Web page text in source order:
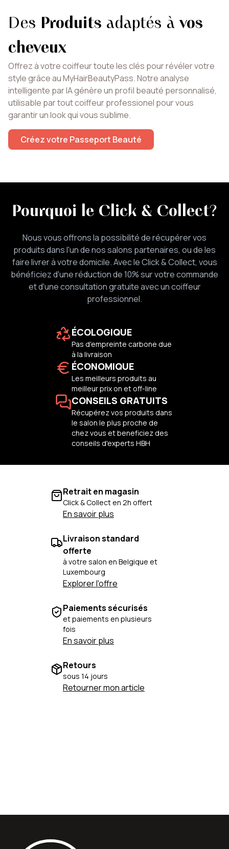
Des Produits adaptés à vos
cheveux
Offrez à votre coiffeur toute les clés pour révéler votre
style grâce au MyHairBeautyPass. Notre analyse
intelligente par IA génère un profil beauté personnalisé,
utilisable par tout coiffeur professionel pour vous
garantir un look qui vous sublime.
Créez votre Passeport Beauté
Pourquoi le Click & Collect?
Nous vous offrons la possibilité de récupérer vos
produits dans l'un de nos salons partenaires, ou de les
faire livrer à votre domicile. Avec le Click & Collect, vous
bénéficiez d'une réduction de 10% sur votre commande
et d'une consultation gratuite avec un coiffeur
professionnel.
ÉCOLOGIQUE
Pas d'empreinte carbone due
à la livraison
ÉCONOMIQUE
Les meilleurs produits au
meilleur prix on et off-line
CONSEILS GRATUITS
Récupérez vos produits dans
le salon le plus proche de
chez vous et beneficiez des
conseils d'experts HBH
Retrait en magasin
Click & Collect en 2h offert
En savoir plus
Livraison standard
offerte
à votre salon en Belgique et
Luxembourg
Explorer l'offre
Paiements sécurisés
et paiements en plusieurs
fois
En savoir plus
Retours
sous 14 jours
Retourner mon article